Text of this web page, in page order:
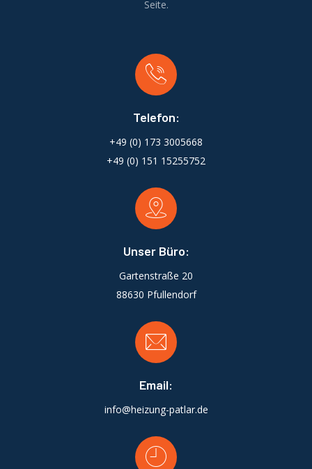
Seite.
Telefon:
+49 (0) 173 3005668
+49 (0) 151 15255752
Unser Büro:
Gartenstraße 20
88630 Pfullendorf
Email:
info@heizung-patlar.de